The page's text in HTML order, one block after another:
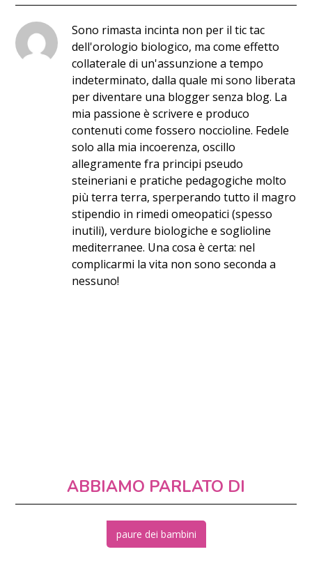
Sono rimasta incinta non per il tic tac
dell'orologio biologico, ma come effetto
collaterale di un'assunzione a tempo
indeterminato, dalla quale mi sono liberata
per diventare una blogger senza blog. La
mia passione è scrivere e produco
contenuti come fossero noccioline. Fedele
solo alla mia incoerenza, oscillo
allegramente fra principi pseudo
steineriani e pratiche pedagogiche molto
più terra terra, sperperando tutto il magro
stipendio in rimedi omeopatici (spesso
inutili), verdure biologiche e soglioline
mediterranee. Una cosa è certa: nel
complicarmi la vita non sono seconda a
nessuno!
ABBIAMO PARLATO DI
paure dei bambini